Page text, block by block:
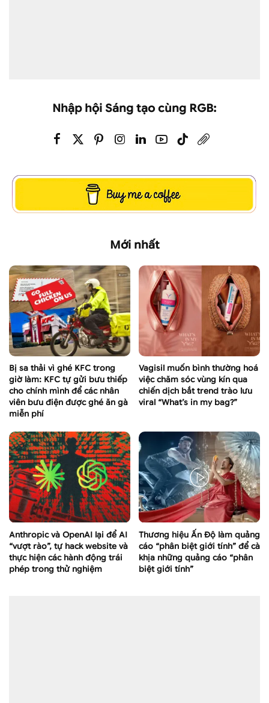
Nhập hội Sáng tạo cùng RGB:
Mới nhất
Bị sa thải vì ghé KFC trong
giờ làm: KFC tự gửi bưu thiếp
cho chính mình để các nhân
viên bưu điện được ghé ăn gà
miễn phí
Vagisil muốn bình thường hoá
việc chăm sóc vùng kín qua
chiến dịch bắt trend trào lưu
viral “What’s in my bag?”
Anthropic và OpenAI lại để AI
“vượt rào”, tự hack website và
thực hiện các hành động trái
phép trong thử nghiệm
Thương hiệu Ấn Độ làm quảng
cáo “phân biệt giới tính” để cà
khịa những quảng cáo “phân
biệt giới tính”